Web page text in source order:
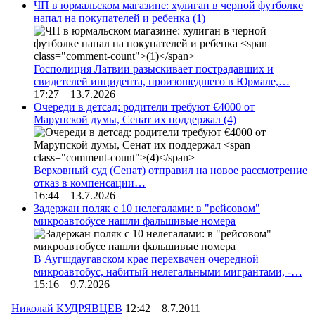
ЧП в юрмальском магазине: хулиган в черной футболке
напал на покупателей и ребенка (1)
Госполиция Латвии разыскивает пострадавших и
свидетелей инцидента, произошедшего в Юрмале,…
17:27 13.7.2026
Очереди в детсад: родители требуют €4000 от
Марупской думы, Сенат их поддержал (4)
Верховный суд (Сенат) отправил на новое рассмотрение
отказ в компенсации…
16:44 13.7.2026
Задержан поляк с 10 нелегалами: в "рейсовом"
микроавтобусе нашли фальшивые номера
В Аугшдаугавском крае перехвачен очередной
микроавтобус, набитый нелегальными мигрантами, -…
15:16 9.7.2026
Николай КУДРЯВЦЕВ 12:42 8.7.2011